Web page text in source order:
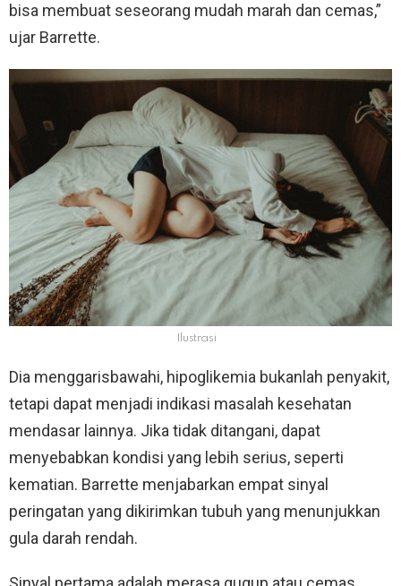
bisa membuat seseorang mudah marah dan cemas,”
ujar Barrette.
Ilustrasi
Dia menggarisbawahi, hipoglikemia bukanlah penyakit,
tetapi dapat menjadi indikasi masalah kesehatan
mendasar lainnya. Jika tidak ditangani, dapat
menyebabkan kondisi yang lebih serius, seperti
kematian. Barrette menjabarkan empat sinyal
peringatan yang dikirimkan tubuh yang menunjukkan
gula darah rendah.